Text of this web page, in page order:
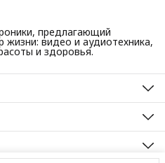
предлагающий
жизни: видео и аудиотехника,
и здоровья.